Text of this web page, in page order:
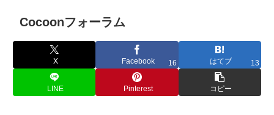
Cocoonフォーラム
X Facebook 16 はてブ 13
LINE Pinterest コピー